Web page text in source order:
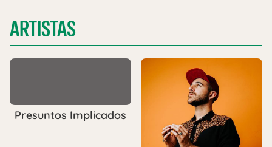
ARTISTAS
Presuntos Implicados